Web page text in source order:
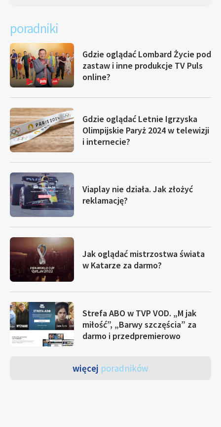
poradniki
Gdzie oglądać Lombard Życie pod
zastaw i inne produkcje TV Puls
online?
Gdzie oglądać Letnie Igrzyska
Olimpijskie Paryż 2024 w telewizji
i internecie?
Viaplay nie działa. Jak złożyć
reklamację?
Jak oglądać mistrzostwa świata
w Katarze za darmo?
Strefa ABO w TVP VOD. „M jak
miłość”, „Barwy szczęścia” za
darmo i przedpremierowo
więcej poradników